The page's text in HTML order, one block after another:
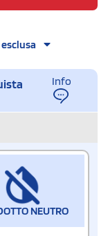
esclusa
Info
NEUTRO